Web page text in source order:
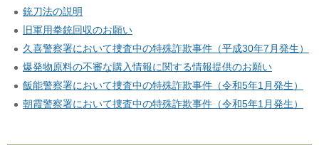
銃刀法の説明
旧軍用拳銃回収のお願い
久喜警察署において捜査中の特殊詐欺事件（平成30年7月発生）
爆発物原料の不審な購入情報に関する情報提供のお願い
飯能警察署において捜査中の特殊詐欺事件（令和5年1月発生）
朝霞警察署において捜査中の特殊詐欺事件（令和5年1月発生）